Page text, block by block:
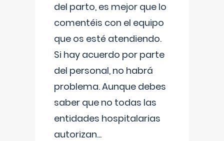
del parto, es mejor que lo
comentéis con el equipo
que os esté atendiendo.
Si hay acuerdo por parte
del personal, no habrá
problema. Aunque debes
saber que no todas las
entidades hospitalarias
autorizan...